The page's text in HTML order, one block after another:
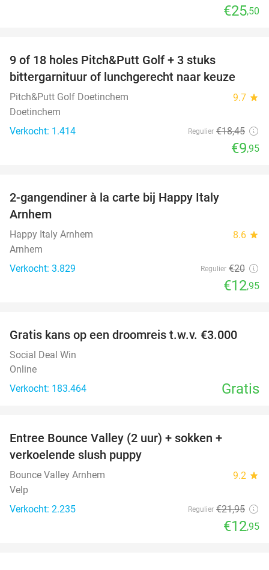
€25,50
9 of 18 holes Pitch&Putt Golf + 3 stuks
bittergarnituur of lunchgerecht naar keuze
Pitch&Putt Golf Doetinchem 9.7 star
Doetinchem
Verkocht: 1.414
Regulier €18,45
€9,95
2-gangendiner à la carte bij Happy Italy
Arnhem
Happy Italy Arnhem 8.6 star
Arnhem
Verkocht: 3.829
Regulier €20
€12,95
Gratis kans op een droomreis t.w.v. €3.000
Social Deal Win
Online
Verkocht: 183.464
Gratis
Entree Bounce Valley (2 uur) + sokken +
verkoelende slush puppy
Bounce Valley Arnhem 9.2 star
Velp
Verkocht: 2.235
Regulier €21,95
€12,95